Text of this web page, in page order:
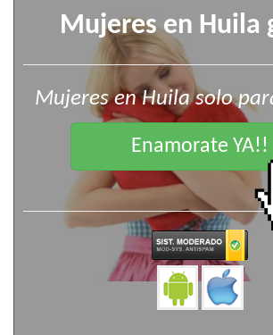
Mujeres en Huila
Mujeres en Huila solo
Enamorate YA!!